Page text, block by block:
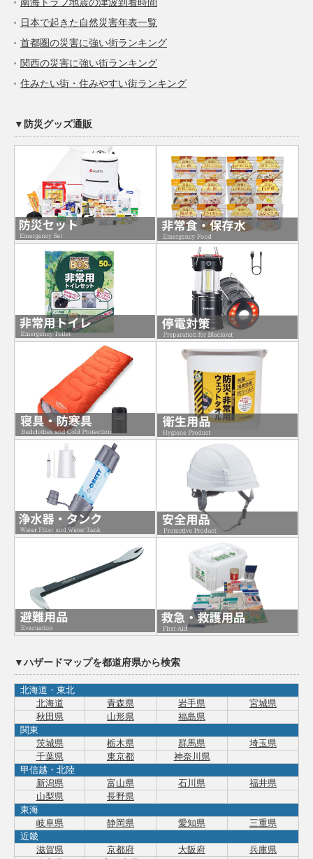
日本で起きた自然災害年表一覧
首都圏の災害に強い街ランキング
関西の災害に強い街ランキング
住みたい街・住みやすい街ランキング
▼防災グッズ通販
▼ハザードマップを都道府県から検索
北海道・東北
北海道
青森県 岩手県
宮城県
秋田県
山形県
福島県
関東
茨城県
栃木県 群馬県
埼玉県
千葉県
東京都
神奈川県
甲信越・北陸
新潟県
富山県 石川県
福井県
山梨県
長野県
東海
岐阜県
静岡県 愛知県
三重県
近畿
滋賀県
京都府 大阪府
兵庫県